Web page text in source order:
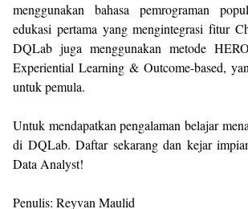
menggunakan bahasa pemrograman
edukasi pertama yang mengintegrasi fitur
DQLab juga menggunakan metode
Experiential Learning & Outcome-based,
untuk pemula.
Untuk mendapatkan pengalaman belajar
di DQLab. Daftar sekarang dan kejar
Data Analyst!
Penulis: Reyvan Maulid